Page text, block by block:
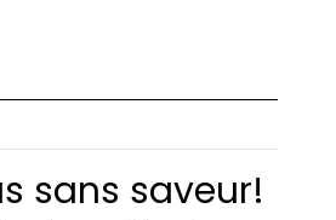
sans saveur!